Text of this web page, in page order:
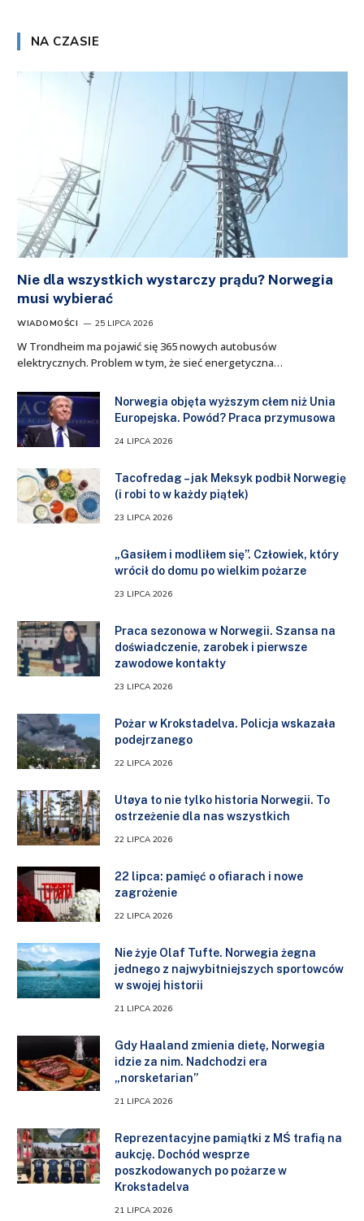
NA CZASIE
Nie dla wszystkich wystarczy prądu? Norwegia
musi wybierać
WIADOMOŚCI 25 LIPCA 2026
W Trondheim ma pojawić się 365 nowych autobusów
elektrycznych. Problem w tym, że sieć energetyczna…
Norwegia objęta wyższym cłem niż Unia
Europejska. Powód? Praca przymusowa
24 LIPCA 2026
Tacofredag – jak Meksyk podbił Norwegię
(i robi to w każdy piątek)
23 LIPCA 2026
„Gasiłem i modliłem się”. Człowiek, który
wrócił do domu po wielkim pożarze
23 LIPCA 2026
Praca sezonowa w Norwegii. Szansa na
doświadczenie, zarobek i pierwsze
zawodowe kontakty
23 LIPCA 2026
Pożar w Krokstadelva. Policja wskazała
podejrzanego
22 LIPCA 2026
Utøya to nie tylko historia Norwegii. To
ostrzeżenie dla nas wszystkich
22 LIPCA 2026
22 lipca: pamięć o ofiarach i nowe
zagrożenie
22 LIPCA 2026
Nie żyje Olaf Tufte. Norwegia żegna
jednego z najwybitniejszych sportowców
w swojej historii
21 LIPCA 2026
Gdy Haaland zmienia dietę, Norwegia
idzie za nim. Nadchodzi era
„norsketarian”
21 LIPCA 2026
Reprezentacyjne pamiątki z MŚ trafią na
aukcję. Dochód wesprze
poszkodowanych po pożarze w
Krokstadelva
21 LIPCA 2026